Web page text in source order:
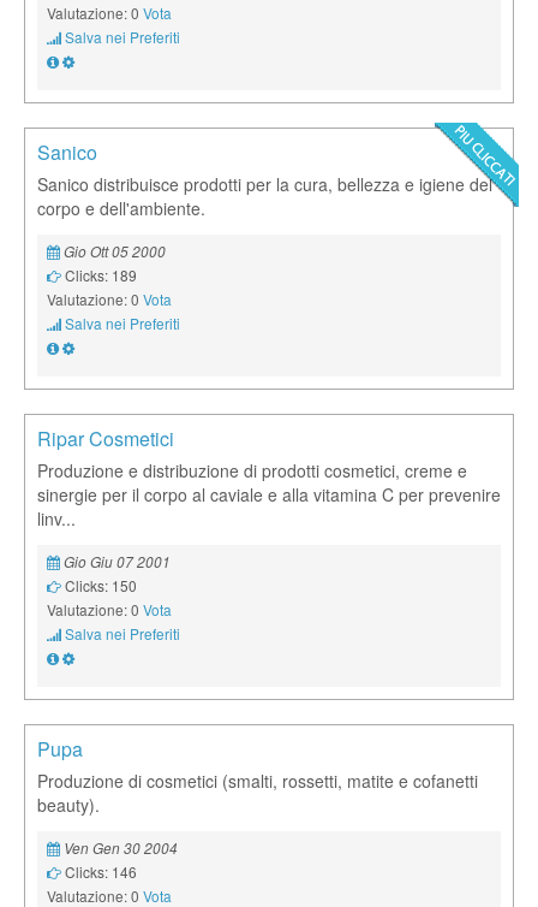
Valutazione: 0 Vota
Salva nei Preferiti
Sanico
Sanico distribuisce prodotti per la cura, bellezza e igiene del
corpo e dell'ambiente.
Gio Ott 05 2000
Clicks: 189
Valutazione: 0 Vota
Salva nei Preferiti
Ripar Cosmetici
Produzione e distribuzione di prodotti cosmetici, creme e
sinergie per il corpo al caviale e alla vitamina C per prevenire
linv...
Gio Giu 07 2001
Clicks: 150
Valutazione: 0 Vota
Salva nei Preferiti
Pupa
Produzione di cosmetici (smalti, rossetti, matite e cofanetti
beauty).
Ven Gen 30 2004
Clicks: 146
Valutazione: 0 Vota